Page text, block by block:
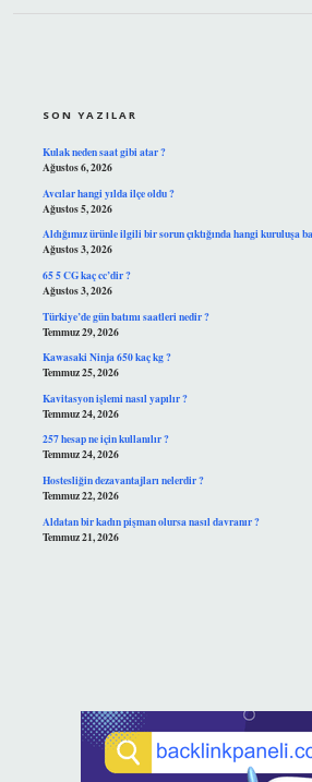
SON YAZILAR
Kulak neden saat gibi atar ?
Ağustos 6, 2026
Avcılar hangi yılda ilçe oldu ?
Ağustos 5, 2026
Aldığımız ürünle ilgili bir sorun çıktığında hangi kuruluşa
Ağustos 3, 2026
65 5 CG kaç cc’dir ?
Ağustos 3, 2026
Türkiye’de gün batımı saatleri nedir ?
Temmuz 29, 2026
Kawasaki Ninja 650 kaç kg ?
Temmuz 25, 2026
Kavitasyon işlemi nasıl yapılır ?
Temmuz 24, 2026
257 hesap ne için kullanılır ?
Temmuz 24, 2026
Hostesliğin dezavantajları nelerdir ?
Temmuz 22, 2026
Aldatan bir kadın pişman olursa nasıl davranır ?
Temmuz 21, 2026